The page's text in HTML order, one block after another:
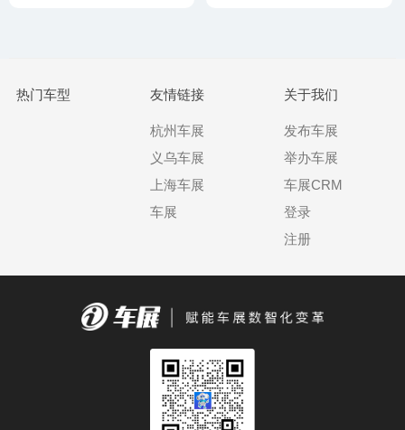
热门车型 友情链接
杭州车展
义乌车展
上海车展
车展
关于我们
发布车展
举办车展
车展CRM
登录
注册